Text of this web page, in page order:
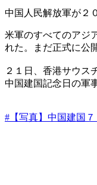
中国人民解放軍が２
米軍のすべてのアジ
れた。まだ正式に公
２１日、香港サウス
中国建国記念日の軍
#【写真】中国建国